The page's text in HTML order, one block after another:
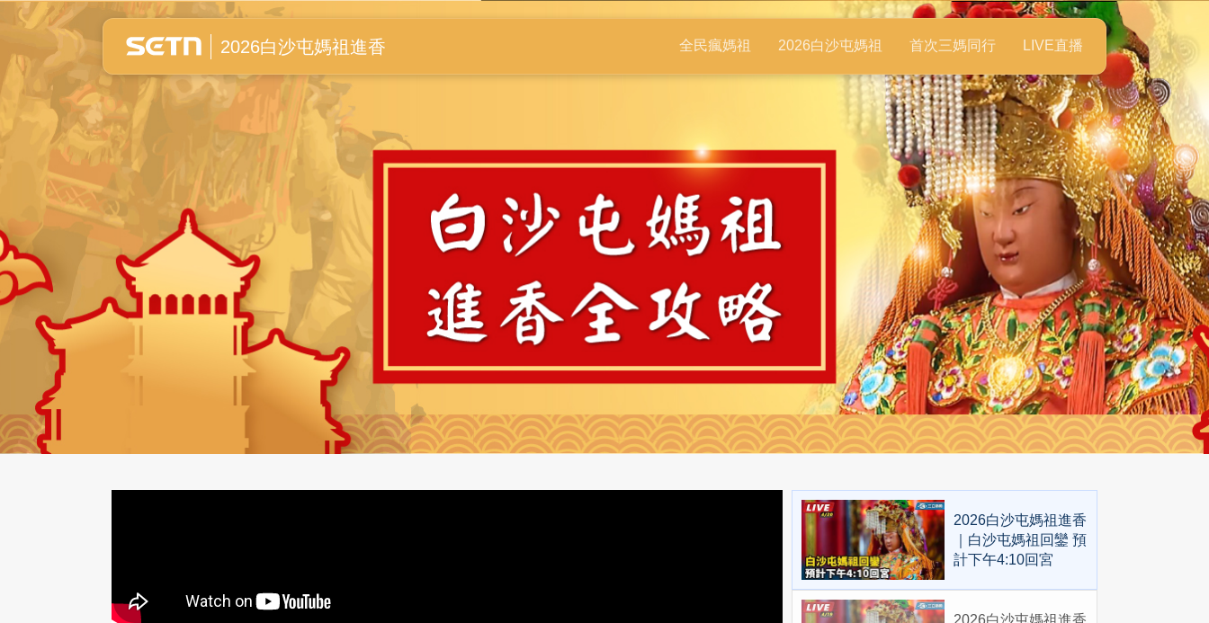
白沙屯媽祖進香全紀錄
2026白沙屯媽祖進香 全民瘋媽祖 2026白沙屯媽祖 首次三媽同行 LIVE直播
2026白沙屯媽祖進香
｜白沙屯媽祖回鑾 預
計下午4:10回宮
2026白沙屯媽祖進香